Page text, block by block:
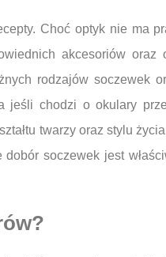
Choć optyk nie ma
akcesoriów oraz
rodzajów soczewek
jeśli chodzi o okulary
twarzy oraz stylu
soczewek jest